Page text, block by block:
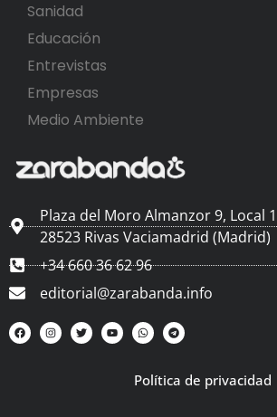
Sanidad
Educación
Entrevistas
Empresas
Medio Ambiente
Plaza del Moro Almanzor 9, Local 1
28523 Rivas Vaciamadrid (Madrid)
+34 660 36 62 96
editorial@zarabanda.info
Política de privacidad